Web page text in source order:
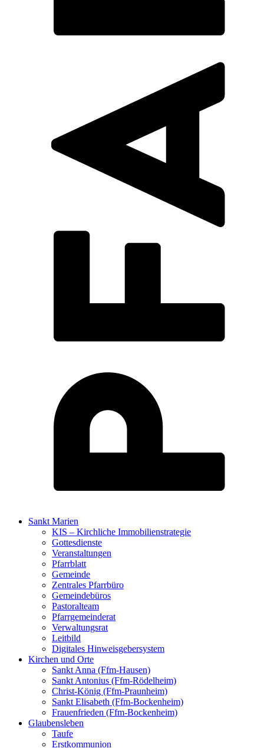
Sankt Marien
KIS – Kirchliche Immobilienstrategie
Gottesdienste
Veranstaltungen
Pfarrblatt
Gemeinde
Zentrales Pfarrbüro
Gemeindebüros
Pastoralteam
Pfarrgemeinderat
Verwaltungsrat
Leitbild
Digitales Hinweisgebersystem
Kirchen und Orte
Sankt Anna (Ffm-Hausen)
Sankt Antonius (Ffm-Rödelheim)
Christ-König (Ffm-Praunheim)
Sankt Elisabeth (Ffm-Bockenheim)
Frauenfrieden (Ffm-Bockenheim)
Glaubensleben
Taufe
Erstkommunion